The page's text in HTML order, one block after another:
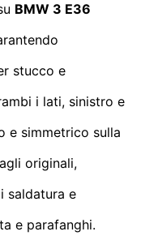
BMW 3 E36
stucco e
i lati, sinistro e
e simmetrico sulla
originali,
saldatura e
e parafanghi.